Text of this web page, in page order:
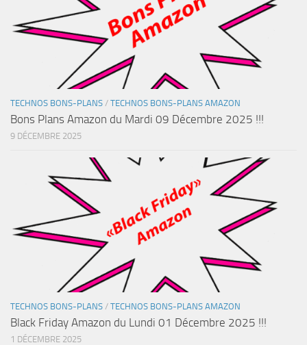
TECHNOS BONS-PLANS / TECHNOS BONS-PLANS AMAZON
Bons Plans Amazon du Mardi 09 Décembre 2025 !!!
9 DÉCEMBRE 2025
TECHNOS BONS-PLANS / TECHNOS BONS-PLANS AMAZON
Black Friday Amazon du Lundi 01 Décembre 2025 !!!
1 DÉCEMBRE 2025